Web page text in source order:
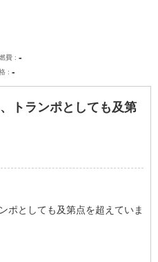
費 -
-
トランポとしても及第
ポとしても及第点を超えていま